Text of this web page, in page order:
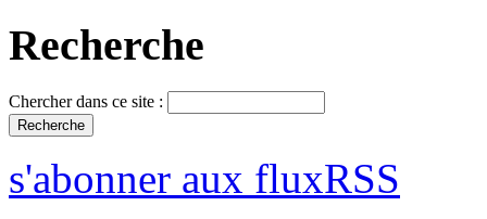
Recherche
Chercher dans ce site :
s'abonner aux fluxRSS